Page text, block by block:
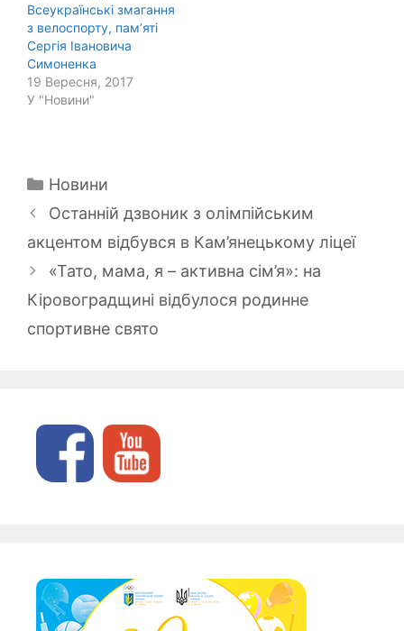
Всеукраїнські змагання
з велоспорту, пам’яті
Сергія Івановича
Симоненка
19 Вересня, 2017
У "Новини"
Категорії
Новини
Останній дзвоник з олімпійським
акцентом відбувся в Кам’янецькому ліцеї
«Тато, мама, я – активна сім’я»: на
Кіровоградщині відбулося родинне
спортивне свято